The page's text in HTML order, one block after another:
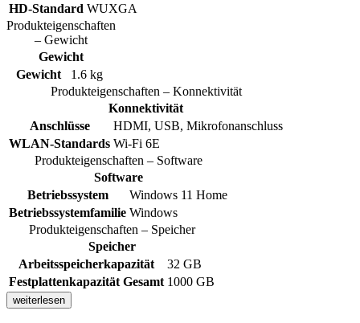
HD-Standard WUXGA
Produkteigenschaften
– Gewicht
Gewicht
Gewicht
1.6 kg
Produkteigenschaften – Konnektivität
Konnektivität
Anschlüsse
HDMI, USB, Mikrofonanschluss
WLAN-Standards Wi-Fi 6E
Produkteigenschaften – Software
Software
Betriebssystem
Windows 11 Home
Betriebssystemfamilie Windows
Produkteigenschaften – Speicher
Speicher
Arbeitsspeicherkapazität
32 GB
Festplattenkapazität Gesamt 1000 GB
weiterlesen